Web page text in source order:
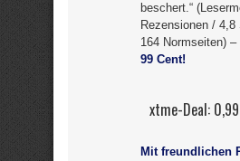
beschert.“
Rezensionen / 4,8
164 Normseiten) –
99 Cent!
xtme-Deal:
Mit freundlichen